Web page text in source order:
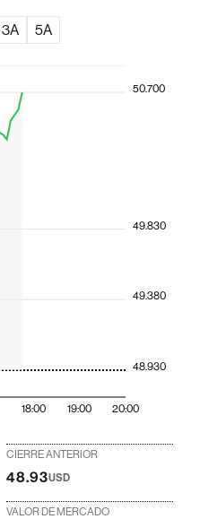
3A 5A
18:00 19:00 20:00
48.930
49.380
49.830
50.700
CIERRE ANTERIOR
48.93USD
VALOR DE MERCADO